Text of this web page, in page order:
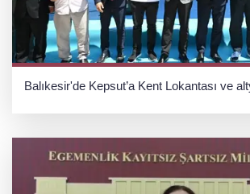
Balıkesir'de Kepsut’a Kent Lokantası ve